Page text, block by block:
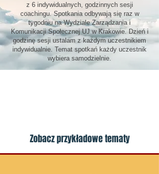
z 6 indywidualnych, godzinnych sesji
coachingu. Spotkania odbywają się raz w
tygodniu na Wydziale Zarządzania i
Komunikacji Społecznej UJ w Krakowie. Dzień i
godzinę sesji ustalam z każdym uczestnikiem
indywidualnie. Temat spotkań każdy uczestnik
wybiera samodzielnie.
Zobacz przykładowe tematy